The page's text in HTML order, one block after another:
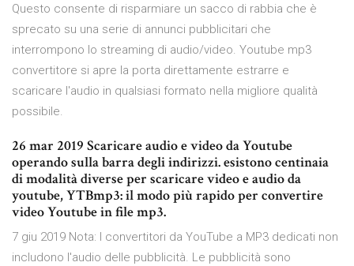
Questo consente di risparmiare un sacco di rabbia che è
sprecato su una serie di annunci pubblicitari che
interrompono lo streaming di audio/video. Youtube mp3
convertitore si apre la porta direttamente estrarre e
scaricare l'audio in qualsiasi formato nella migliore qualità
possibile.
26 mar 2019 Scaricare audio e video da Youtube
operando sulla barra degli indirizzi. esistono centinaia
di modalità diverse per scaricare video e audio da
youtube, YTBmp3: il modo più rapido per convertire
video Youtube in file mp3.
7 giu 2019 Nota: I convertitori da YouTube a MP3 dedicati non
includono l'audio delle pubblicità. Le pubblicità sono